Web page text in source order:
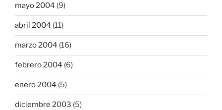
mayo 2004 (9)
abril 2004 (11)
marzo 2004 (16)
febrero 2004 (6)
enero 2004 (5)
diciembre 2003 (5)